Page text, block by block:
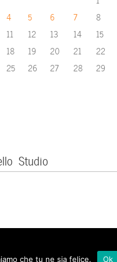
4 5 6 7
8
11 12 13 14
15
18 19 20 21
22
25 26 27 28
29
Studio
che tu ne sia felice. Ok